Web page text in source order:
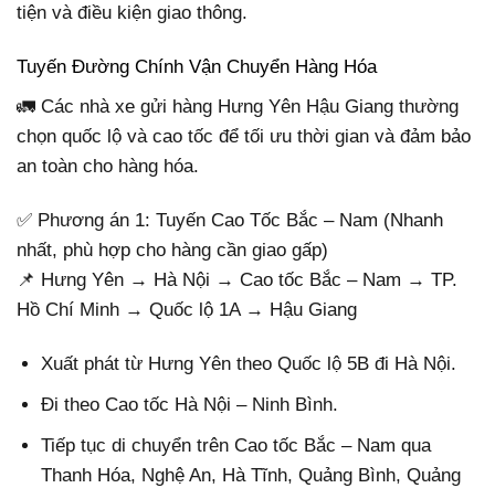
tiện và điều kiện giao thông.
Tuyến Đường Chính Vận Chuyển Hàng Hóa
🚛 Các nhà xe gửi hàng Hưng Yên Hậu Giang thường
chọn quốc lộ và cao tốc để tối ưu thời gian và đảm bảo
an toàn cho hàng hóa.
✅ Phương án 1: Tuyến Cao Tốc Bắc – Nam (Nhanh
nhất, phù hợp cho hàng cần giao gấp)
📌 Hưng Yên → Hà Nội → Cao tốc Bắc – Nam → TP.
Hồ Chí Minh → Quốc lộ 1A → Hậu Giang
Xuất phát từ Hưng Yên theo Quốc lộ 5B đi Hà Nội.
Đi theo Cao tốc Hà Nội – Ninh Bình.
Tiếp tục di chuyển trên Cao tốc Bắc – Nam qua
Thanh Hóa, Nghệ An, Hà Tĩnh, Quảng Bình, Quảng